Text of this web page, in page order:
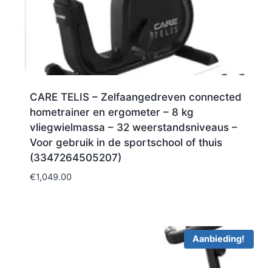
CARE TELIS – Zelfaangedreven connected
hometrainer en ergometer – 8 kg
vliegwielmassa – 32 weerstandsniveaus –
Voor gebruik in de sportschool of thuis
(3347264505207)
€1,049.00
Aanbieding!